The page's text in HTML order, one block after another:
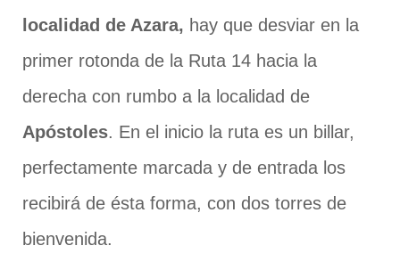
localidad de Azara, hay que desviar en la
primer rotonda de la Ruta 14 hacia la
derecha con rumbo a la localidad de
Apóstoles. En el inicio la ruta es un billar,
perfectamente marcada y de entrada los
recibirá de ésta forma, con dos torres de
bienvenida.